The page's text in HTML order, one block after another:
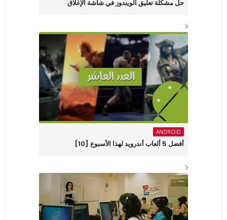
حل مشكلة تعليق الويندوز في شاشة الإغلاق
ANDROID
أفضل 5 ألعاب أندرويد لهذا الأسبوع [10]